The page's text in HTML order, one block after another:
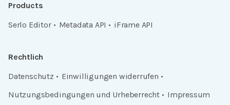
Products
Serlo Editor
Metadata API iFrame API
Rechtlich
Datenschutz
Einwilligungen widerrufen
Nutzungsbedingungen und Urheberrecht
Impressum